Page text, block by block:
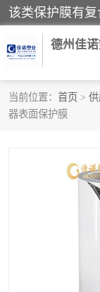
德州佳
当前位置： 首页 >
器表面保护膜
pe保护膜